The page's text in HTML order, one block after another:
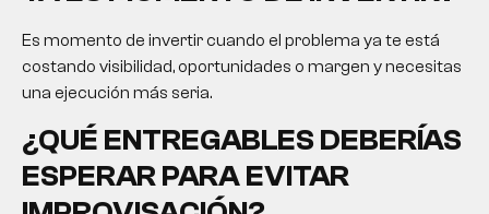
Es momento de invertir cuando el problema ya te está
costando visibilidad, oportunidades o margen y necesitas
una ejecución más seria.
¿QUÉ ENTREGABLES DEBERÍAS
ESPERAR PARA EVITAR